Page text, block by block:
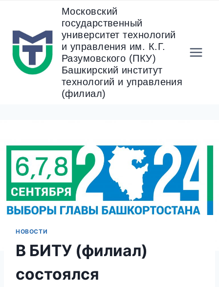
содержанию
Московский
государственный
университет технологий
и управления им. К.Г.
Разумовского (ПКУ)
Башкирский институт
технологий и управления
(филиал)
НОВОСТИ
В БИТУ (филиал)
состоялся